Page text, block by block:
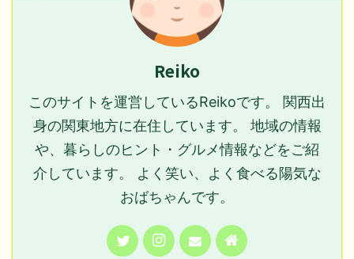
Reiko
このサイトを運営しているReikoです。 関西出
身の関東地方に在住しています。 地域の情報
や、暮らしのヒント・グルメ情報などをご紹
介しています。 よく笑い、よく食べる陽気な
おばちゃんです。